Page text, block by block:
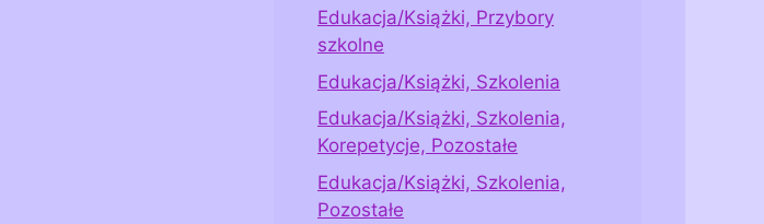
Edukacja/Książki, Przybory
szkolne
Edukacja/Książki, Szkolenia
Edukacja/Książki, Szkolenia,
Korepetycje, Pozostałe
Edukacja/Książki, Szkolenia,
Pozostałe